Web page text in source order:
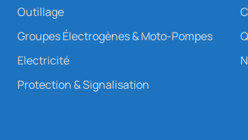
Outillage
Groupes Électrogènes & Moto-Pompes
Electricité
Protection & Signalisation